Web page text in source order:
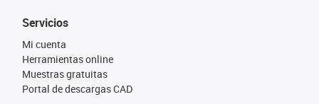
Servicios
Mi cuenta
Herramientas online
Muestras gratuitas
Portal de descargas CAD